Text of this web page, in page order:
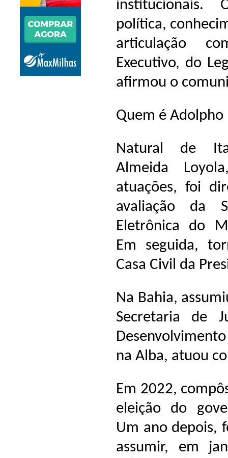
institucionais.
política,
articulação
Executivo, do
afirmou o
Quem é Adolpho
Natural de
Almeida
atuações, foi
avaliação da
Eletrônica do
Em seguida,
Casa Civil da
Na Bahia,
Secretaria de
na Alba, atuou
Em 2022,
eleição do
Um ano depois,
assumir, em